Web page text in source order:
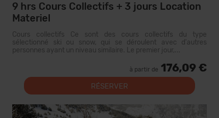
9 hrs Cours Collectifs + 3 jours Location
Materiel
Cours collectifs Ce sont des cours collectifs du type
sélectionné ski ou snow, qui se déroulent avec d'autres
personnes ayant un niveau similaire. Le premier jour,...
à partir de 176,09 €
RÉSERVER